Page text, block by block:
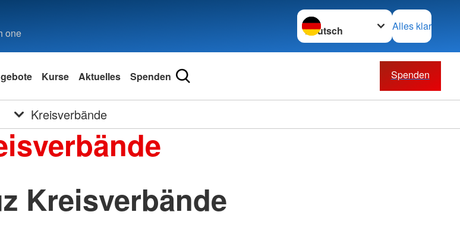
one
Sprache wechseln zu
Alles klar
Kurse Aktuelles Spenden Spenden
Kreisverbände
Kreisverbände